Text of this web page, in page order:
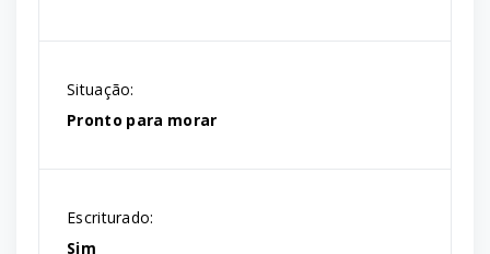
Situação:
Pronto para morar
Escriturado:
Sim